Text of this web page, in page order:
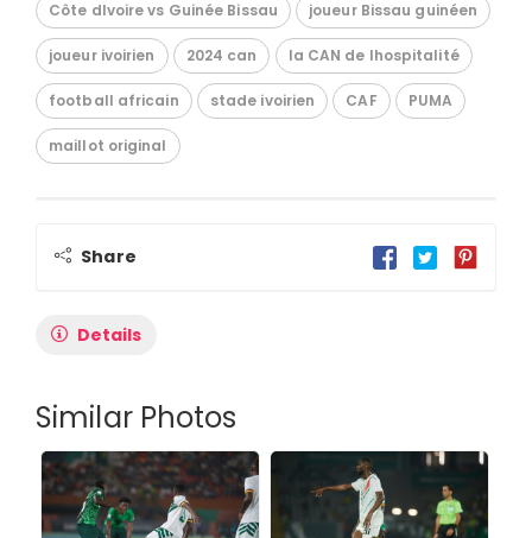
Côte dIvoire vs Guinée Bissau joueur Bissau guinéen
joueur ivoirien 2024 can la CAN de lhospitalité
football africain stade ivoirien CAF PUMA
maillot original
Share
Details
Similar Photos